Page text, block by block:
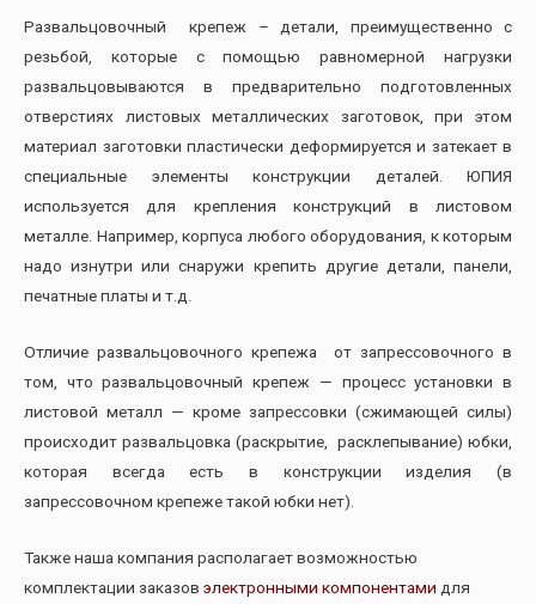
Развальцовочный крепеж – детали, преимущественно с
резьбой, которые с помощью равномерной нагрузки
развальцовываются в предварительно подготовленных
отверстиях листовых металлических заготовок, при этом
материал заготовки пластически деформируется и затекает в
специальные элементы конструкции деталей. ЮПИЯ
используется для крепления конструкций в листовом
металле. Например, корпуса любого оборудования, к которым
надо изнутри или снаружи крепить другие детали, панели,
печатные платы и т.д.
Отличие развальцовочного крепежа от запрессовочного в
том, что развальцовочный крепеж — процесс установки в
листовой металл — кроме запрессовки (сжимающей силы)
происходит развальцовка (раскрытие, расклепывание) юбки,
которая всегда есть в конструкции изделия (в
запрессовочном крепеже такой юбки нет).
Также наша компания располагает возможностью
комплектации заказов электронными компонентами для